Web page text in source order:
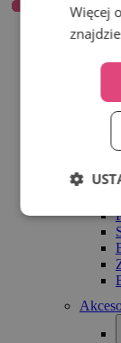
Więcej